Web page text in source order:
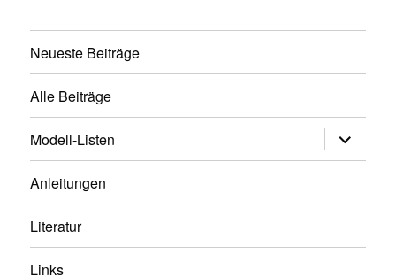
Neueste Beiträge
Alle Beiträge
Modell-Listen
öffnen
Anleitungen
Literatur
Links